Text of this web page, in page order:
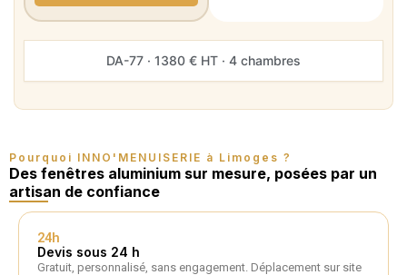
DA-77 · 1380 € HT · 4 chambres
Pourquoi INNO'MENUISERIE à Limoges ?
Des fenêtres aluminium sur mesure, posées par un
artisan de confiance
24h
Devis sous 24 h
Gratuit, personnalisé, sans engagement. Déplacement sur site